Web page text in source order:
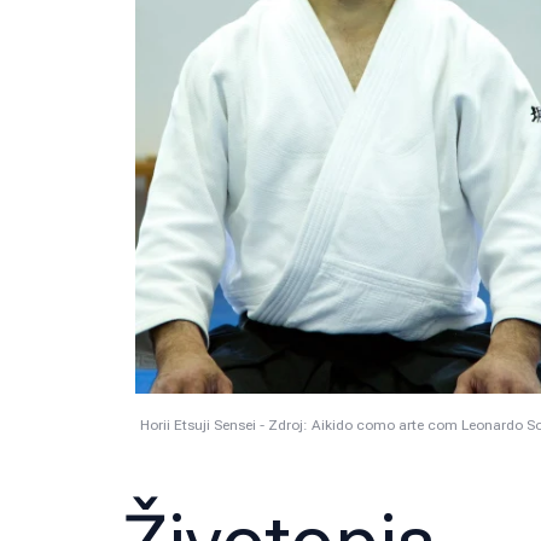
Horii Etsuji Sensei - Zdroj: Aikido como arte com Leonardo